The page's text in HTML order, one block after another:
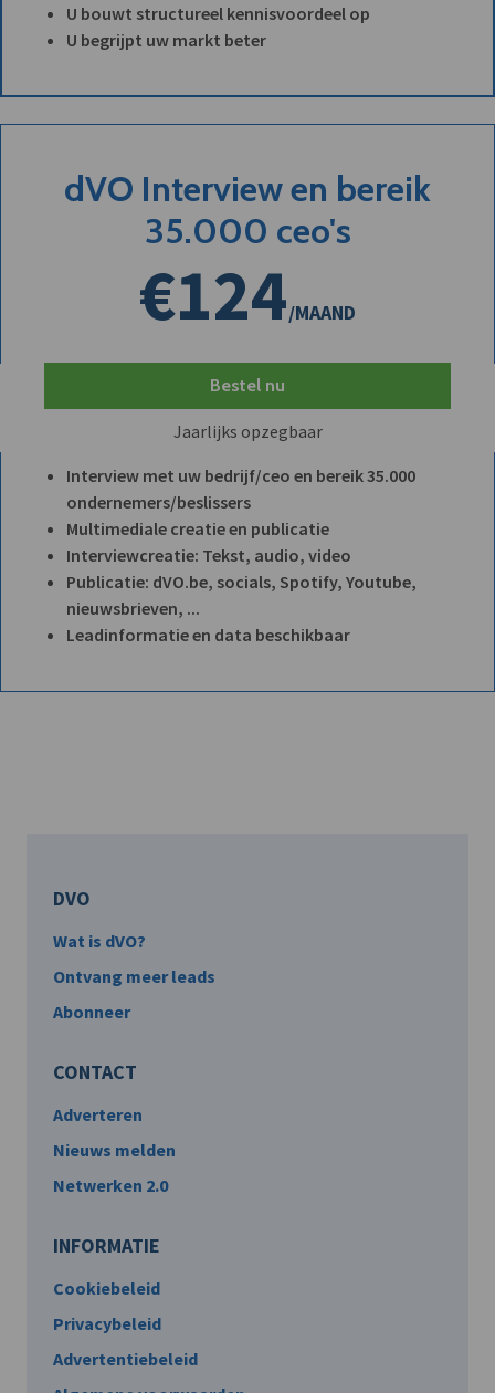
U bouwt structureel kennisvoordeel op
U begrijpt uw markt beter
dVO Interview en bereik
35.000 ceo's
€124/MAAND
Bestel nu
Jaarlijks opzegbaar
Interview met uw bedrijf/ceo en bereik 35.000
ondernemers/beslissers
Multimediale creatie en publicatie
Interviewcreatie: Tekst, audio, video
Publicatie: dVO.be, socials, Spotify, Youtube,
nieuwsbrieven, ...
Leadinformatie en data beschikbaar
DVO
Wat is dVO?
Ontvang meer leads
Abonneer
CONTACT
Adverteren
Nieuws melden
Netwerken 2.0
INFORMATIE
Cookiebeleid
Privacybeleid
Advertentiebeleid